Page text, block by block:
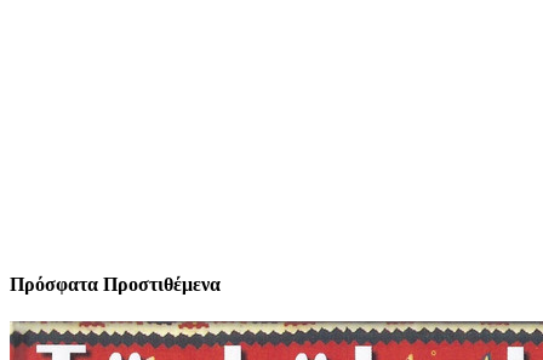
Πρόσφατα Προστιθέμενα